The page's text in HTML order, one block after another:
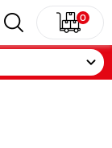
0